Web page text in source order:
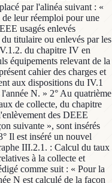
par l'alinéa suivant : «
leur réemploi pour une
usagés enlevés
titulaire ou enlevés par les
du chapitre IV en
équipements relevant de la
cahier des charges et
aux dispositions du IV.1
N. » 2° Au quatrième
de collecte, du chapitre
des DEEE
suivante », sont insérés
Il est inséré un nouvel
III.2.1. : Calcul du taux
à la collecte et
comme suit : « Pour la
N est calculé de la façon